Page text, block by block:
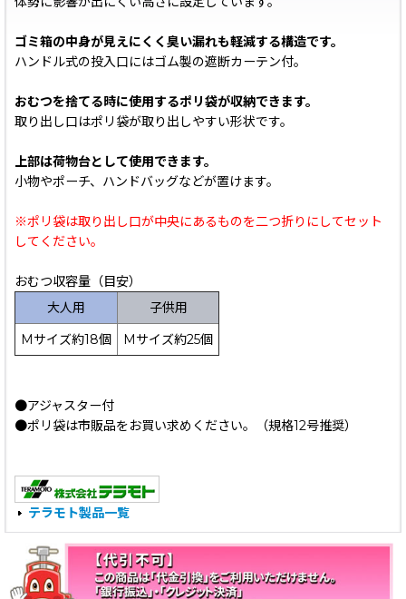
ゴミ箱の中身が見えにくく臭い漏れも軽減する構造です。
ハンドル式の投入口にはゴム製の遮断カーテン付。
おむつを捨てる時に使用するポリ袋が収納できます。
取り出し口はポリ袋が取り出しやすい形状です。
上部は荷物台として使用できます。
小物やポーチ、ハンドバッグなどが置けます。
※ポリ袋は取り出し口が中央にあるものを二つ折りにしてセット
してください。
おむつ収容量（目安）
大人用
子供用
Mサイズ約18個
Mサイズ約25個
●アジャスター付
●ポリ袋は市販品をお買い求めください。（規格12号推奨）
テラモト製品一覧